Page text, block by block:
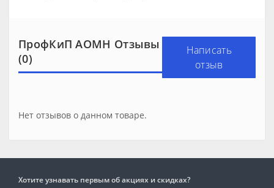
ПрофКиП АОМН Отзывы
(0)
Написать
отзыв
Нет отзывов о данном товаре.
Хотите узнавать первым об акциях и скидках?